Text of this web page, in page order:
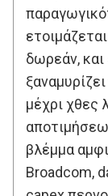
δωρεάν, και
μέχρι χθες
βλέμμα
Broadcom,